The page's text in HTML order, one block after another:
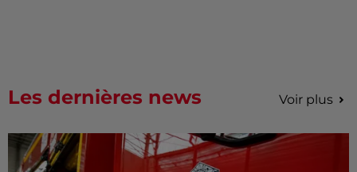
Les dernières news Voir plus